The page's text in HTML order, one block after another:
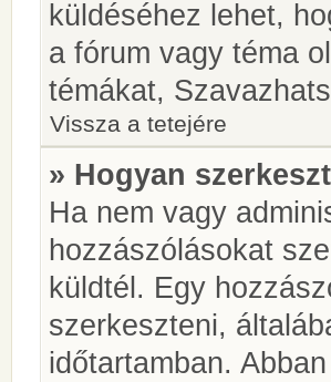
küldéséhez lehet,
a fórum vagy téma
témákat,
Vissza a tetejére
» Hogyan
Ha nem vagy
hozzászólásokat
küldtél. Egy
szerkeszteni,
időtartamban.